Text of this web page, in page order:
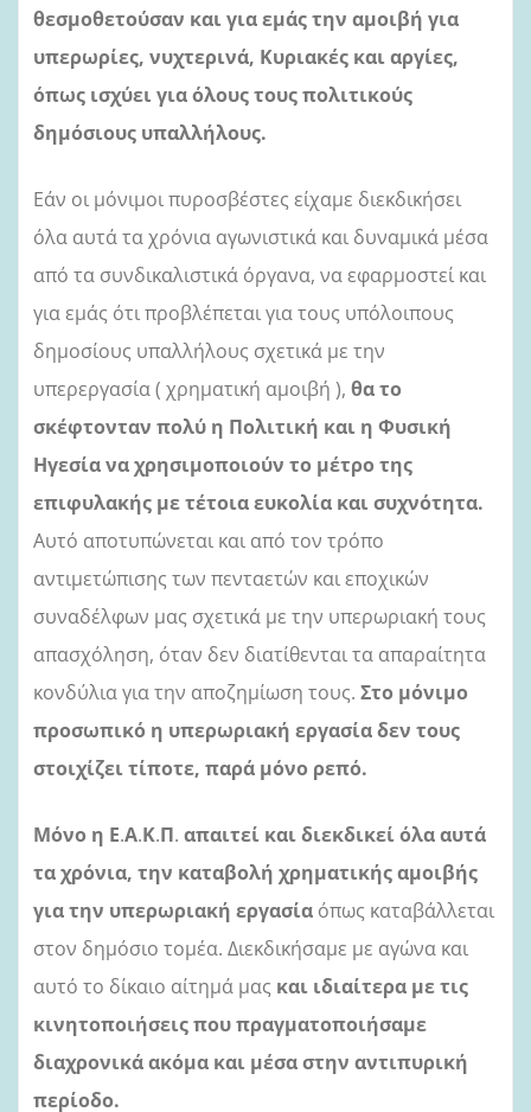
θεσμοθετούσαν και για εμάς την αμοιβή για
υπερωρίες, νυχτερινά, Κυριακές και αργίες,
όπως ισχύει για όλους τους πολιτικούς
δημόσιους υπαλλήλους.
Εάν οι μόνιμοι πυροσβέστες είχαμε διεκδικήσει
όλα αυτά τα χρόνια αγωνιστικά και δυναμικά μέσα
από τα συνδικαλιστικά όργανα, να εφαρμοστεί και
για εμάς ότι προβλέπεται για τους υπόλοιπους
δημοσίους υπαλλήλους σχετικά με την
υπερεργασία ( χρηματική αμοιβή ), θα το
σκέφτονταν πολύ η Πολιτική και η Φυσική
Ηγεσία να χρησιμοποιούν το μέτρο της
επιφυλακής με τέτοια ευκολία και συχνότητα.
Αυτό αποτυπώνεται και από τoν τρόπο
αντιμετώπισης των πενταετών και εποχικών
συναδέλφων μας σχετικά με την υπερωριακή τους
απασχόληση, όταν δεν διατίθενται τα απαραίτητα
κονδύλια για την αποζημίωση τους. Στο μόνιμο
προσωπικό η υπερωριακή εργασία δεν τους
στοιχίζει τίποτε, παρά μόνο ρεπό.
Μόνο η Ε.Α.Κ.Π. απαιτεί και διεκδικεί όλα αυτά
τα χρόνια, την καταβολή χρηματικής αμοιβής
για την υπερωριακή εργασία όπως καταβάλλεται
στον δημόσιο τομέα. Διεκδικήσαμε με αγώνα και
αυτό το δίκαιο αίτημά μας και ιδιαίτερα με τις
κινητοποιήσεις που πραγματοποιήσαμε
διαχρονικά ακόμα και μέσα στην αντιπυρική
περίοδο.